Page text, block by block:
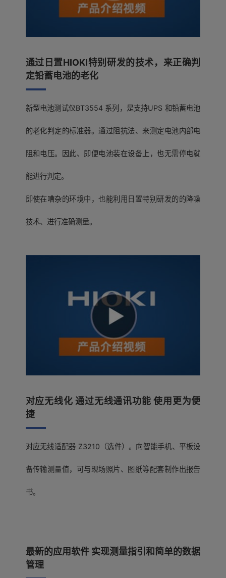
通过日置HIOKI特别研发的技术，来正确判
定铅蓄电池的老化
新型电池测试仪BT3554 系列，是支持UPS 和铅蓄电池
的老化判定的标准器。通过阻抗法、来测定电池内部电
阻和电压。因此、即便电池装在设备上，也无需停电就
能进行判定。
即使在嘈杂的环境中，也能利用日置特别研发的的降噪
技术、进行准确测量。
对应无线化 通过无线通讯功能 使用更为便
捷
对应无线适配器 Z3210（选件）。向智能手机、平板设
备传输测量值，可与现场照片、图纸等配套制作出报告
书。
最新的应用软件 实现测量指引和简单的数据
管理